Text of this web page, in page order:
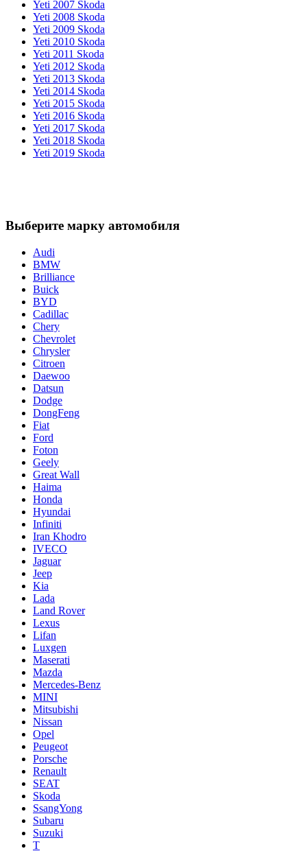
Yeti 2007 Skoda
Yeti 2008 Skoda
Yeti 2009 Skoda
Yeti 2010 Skoda
Yeti 2011 Skoda
Yeti 2012 Skoda
Yeti 2013 Skoda
Yeti 2014 Skoda
Yeti 2015 Skoda
Yeti 2016 Skoda
Yeti 2017 Skoda
Yeti 2018 Skoda
Yeti 2019 Skoda
Выберите марку автомобиля
Audi
BMW
Brilliance
Buick
BYD
Cadillac
Chery
Chevrolet
Chrysler
Citroen
Daewoo
Datsun
Dodge
DongFeng
Fiat
Ford
Foton
Geely
Great Wall
Haima
Honda
Hyundai
Infiniti
Iran Khodro
IVECO
Jaguar
Jeep
Kia
Lada
Land Rover
Lexus
Lifan
Luxgen
Maserati
Mazda
Mercedes-Benz
MINI
Mitsubishi
Nissan
Opel
Peugeot
Porsche
Renault
SEAT
Skoda
SsangYong
Subaru
Suzuki
T